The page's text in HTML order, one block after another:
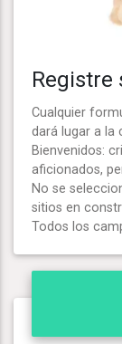
Registre
Cualquier
dará lugar a la
Bienvenidos:
aficionados,
No se
sitios en
Todos los